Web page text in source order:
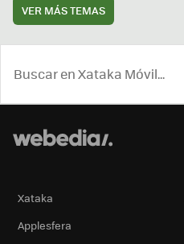
VER MÁS TEMAS
Xataka
Applesfera